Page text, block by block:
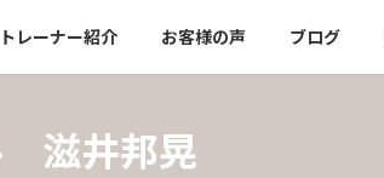
トレーナー紹介 お客様の声 ブログ
滋井邦晃